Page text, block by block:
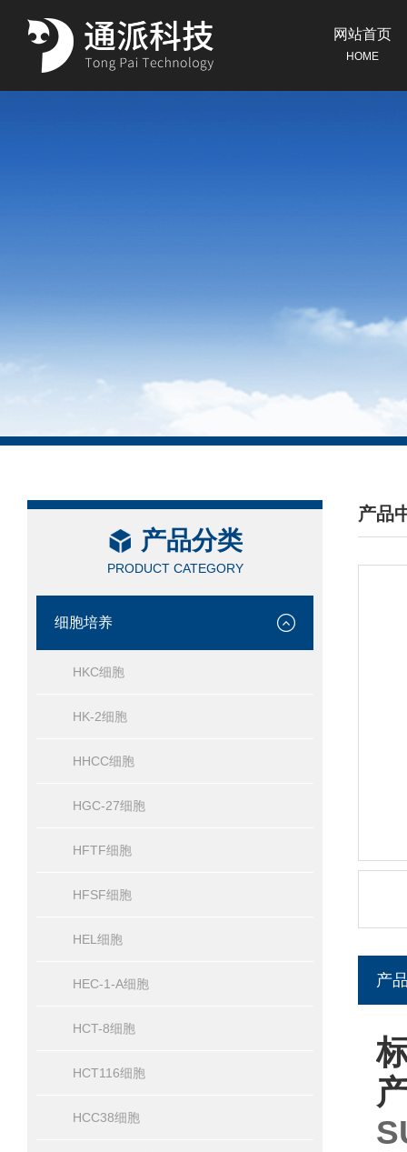
网站首页
HOME
产品分类
PRODUCT CATEGORY
细胞培养
HKC细胞
HK-2细胞
HHCC细胞
HGC-27细胞
HFTF细胞
HFSF细胞
HEL细胞
HEC-1-A细胞
HCT-8细胞
HCT116细胞
HCC38细胞
产品
/
产